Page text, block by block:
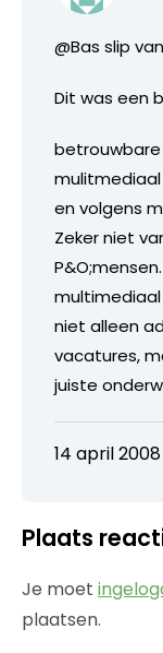
@Bas slip
Dit was een
en volgens
Zeker niet
niet alleen
vacatures,
juiste
14 april
Plaats
Je moet
plaatsen.